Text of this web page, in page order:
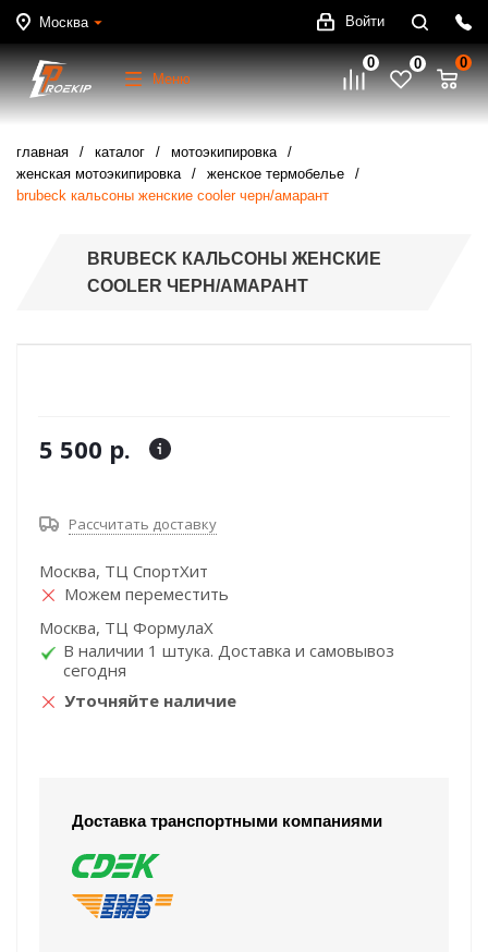
Москва Войти
Меню
0 0 0
главная каталог
мотоэкипировка
женская мотоэкипировка
женское термобелье
brubeck кальсоны женские cooler черн/амарант
BRUBECK КАЛЬСОНЫ ЖЕНСКИЕ
COOLER ЧЕРН/АМАРАНТ
5 500 р.
Рассчитать доставку
Москва, ТЦ СпортХит
Можем переместить
Москва, ТЦ ФормулаХ
В наличии 1 штука. Доставка и самовывоз
сегодня
Уточняйте наличие
Доставка транспортными компаниями